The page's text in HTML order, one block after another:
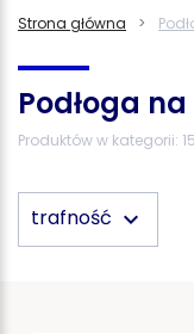
Strona główna
Podłoga
Produktów w kategorii: 15
trafność keyboard_arrow_down